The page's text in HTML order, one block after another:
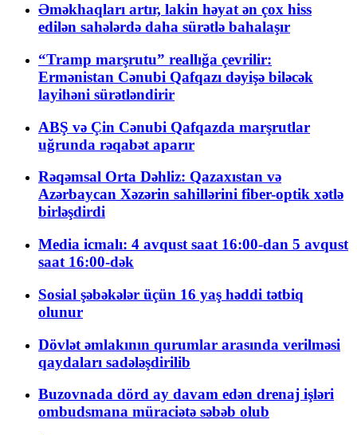
Əməkhaqları artır, lakin həyat ən çox hiss
edilən sahələrdə daha sürətlə bahalaşır
“Tramp marşrutu” reallığa çevrilir:
Ermənistan Cənubi Qafqazı dəyişə biləcək
layihəni sürətləndirir
ABŞ və Çin Cənubi Qafqazda marşrutlar
uğrunda rəqabət aparır
Rəqəmsal Orta Dəhliz: Qazaxıstan və
Azərbaycan Xəzərin sahillərini fiber-optik xətlə
birləşdirdi
Media icmalı: 4 avqust saat 16:00-dan 5 avqust
saat 16:00-dək
Sosial şəbəkələr üçün 16 yaş həddi tətbiq
olunur
Dövlət əmlakının qurumlar arasında verilməsi
qaydaları sadələşdirilib
Buzovnada dörd ay davam edən drenaj işləri
ombudsmana müraciətə səbəb olub